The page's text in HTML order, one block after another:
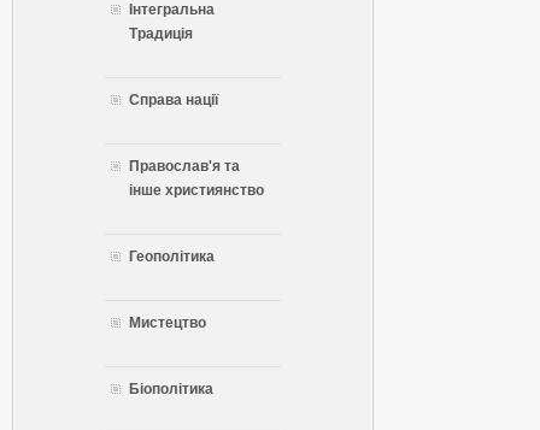
Інтегральна
Традиція
Справа нації
Православ'я та
інше християнство
Геополітика
Мистецтво
Біополітика